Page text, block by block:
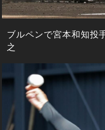
ブルペンで宮本和知投
之